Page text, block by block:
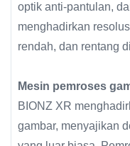
optik anti-pantulan,
menghadirkan
rendah, dan rentang
Mesin pemroses
BIONZ XR
gambar, menyajikan